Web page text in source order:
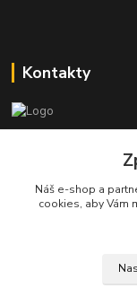
Kontakty
+420 601 366
Náš e-shop a
cookies, aby Vám